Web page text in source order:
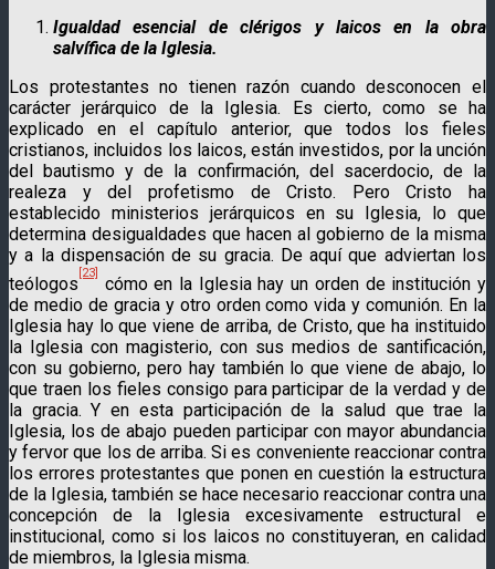
Igualdad esencial de clérigos y laicos en la obra
salvífica de la Iglesia.
Los protestantes no tienen razón cuando desconocen el
carácter jerárquico de la Iglesia. Es cierto, como se ha
explicado en el capítulo anterior, que todos los fieles
cristianos, incluidos los laicos, están investidos, por la unción
del bautismo y de la confirmación, del sacerdocio, de la
realeza y del profetismo de Cristo. Pero Cristo ha
establecido ministerios jerárquicos en su Iglesia, lo que
determina desigualdades que hacen al gobierno de la misma
y a la dispensación de su gracia. De aquí que adviertan los
teólogos
[23]
cómo en la Iglesia hay un orden de institución y
de medio de gracia y otro orden como vida y comunión. En la
Iglesia hay lo que viene de arriba, de Cristo, que ha instituido
la Iglesia con magisterio, con sus medios de santificación,
con su gobierno, pero hay también lo que viene de abajo, lo
que traen los fieles consigo para participar de la verdad y de
la gracia. Y en esta participación de la salud que trae la
Iglesia, los de abajo pueden participar con mayor abundancia
y fervor que los de arriba. Si es conveniente reaccionar contra
los errores protestantes que ponen en cuestión la estructura
de la Iglesia, también se hace necesario reaccionar contra una
concepción de la Iglesia excesivamente estructural e
institucional, como si los laicos no constituyeran, en calidad
de miembros, la Iglesia misma.